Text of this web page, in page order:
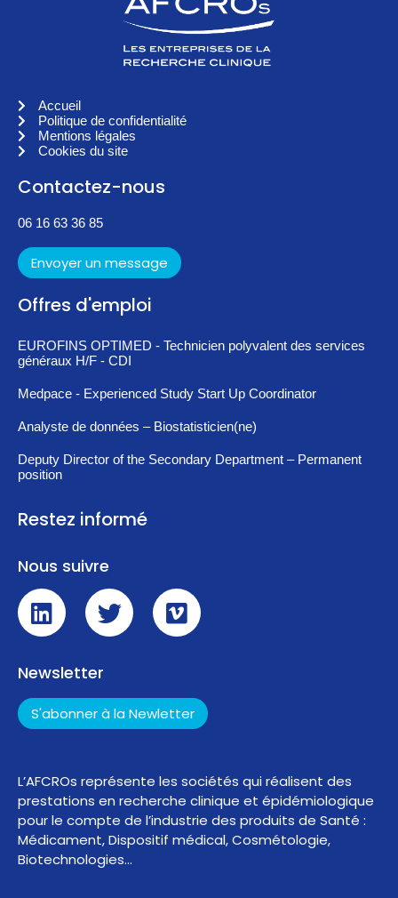
Accueil
Politique de confidentialité
Mentions légales
Cookies du site
Contactez-nous
06 16 63 36 85
Envoyer un message
Offres d'emploi
EUROFINS OPTIMED - Technicien polyvalent des services
généraux H/F - CDI
Medpace - Experienced Study Start Up Coordinator
Analyste de données – Biostatisticien(ne)
Deputy Director of the Secondary Department – Permanent
position
Restez informé
Nous suivre
Newsletter
S'abonner à la Newletter
L’AFCROs représente les sociétés qui réalisent des
prestations en recherche clinique et épidémiologique
pour le compte de l’industrie des produits de Santé :
Médicament, Dispositif médical, Cosmétologie,
Biotechnologies…